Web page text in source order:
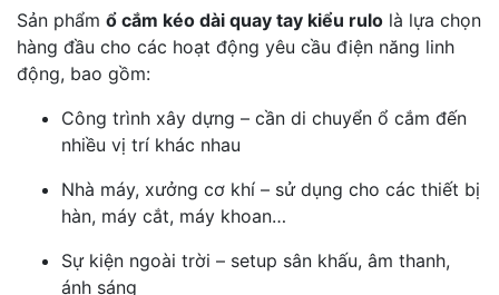
Sản phẩm ổ cắm kéo dài quay tay kiểu rulo là lựa chọn
hàng đầu cho các hoạt động yêu cầu điện năng linh
động, bao gồm:
Công trình xây dựng – cần di chuyển ổ cắm đến
nhiều vị trí khác nhau
Nhà máy, xưởng cơ khí – sử dụng cho các thiết bị
hàn, máy cắt, máy khoan…
Sự kiện ngoài trời – setup sân khấu, âm thanh,
ánh sáng